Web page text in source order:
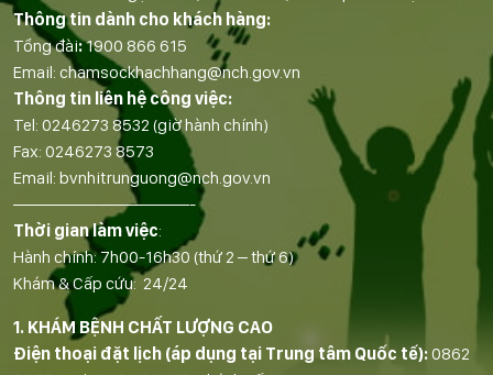
Thông tin dành cho khách hàng:
Tổng đài:1900 866 615
Email: chamsockhachhang@nch.gov.vn
Thông tin liên hệ công việc:
Tel: 0246273 8532 (giờ hành chính)
Fax: 0246273 8573
Email: bvnhitrunguong@nch.gov.vn
——————————-
Thời gian làm việc:
Hành chính: 7h00-16h30 (thứ 2 – thứ 6)
Khám & Cấp cứu: 24/24
1. KHÁM BỆNH CHẤT LƯỢNG CAO
Điện thoại đặt lịch (áp dụng tại Trung tâm Quốc tế):0862